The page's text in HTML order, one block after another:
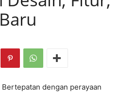
Bertepatan dengan perayaan